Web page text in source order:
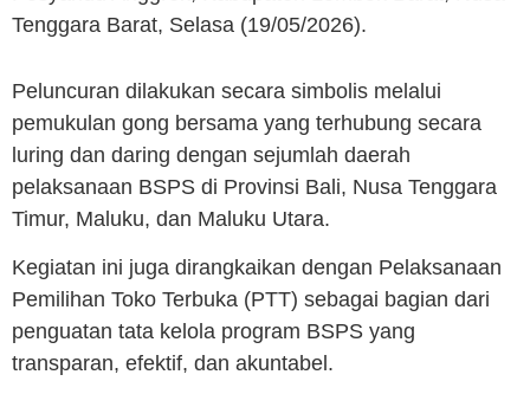
Tenggara Barat, Selasa (19/05/2026).
Peluncuran dilakukan secara simbolis melalui
pemukulan gong bersama yang terhubung secara
luring dan daring dengan sejumlah daerah
pelaksanaan BSPS di Provinsi Bali, Nusa Tenggara
Timur, Maluku, dan Maluku Utara.
Kegiatan ini juga dirangkaikan dengan Pelaksanaan
Pemilihan Toko Terbuka (PTT) sebagai bagian dari
penguatan tata kelola program BSPS yang
transparan, efektif, dan akuntabel.